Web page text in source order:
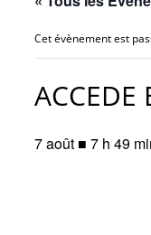
Cet évènement est
7 août ■ 7 h 49